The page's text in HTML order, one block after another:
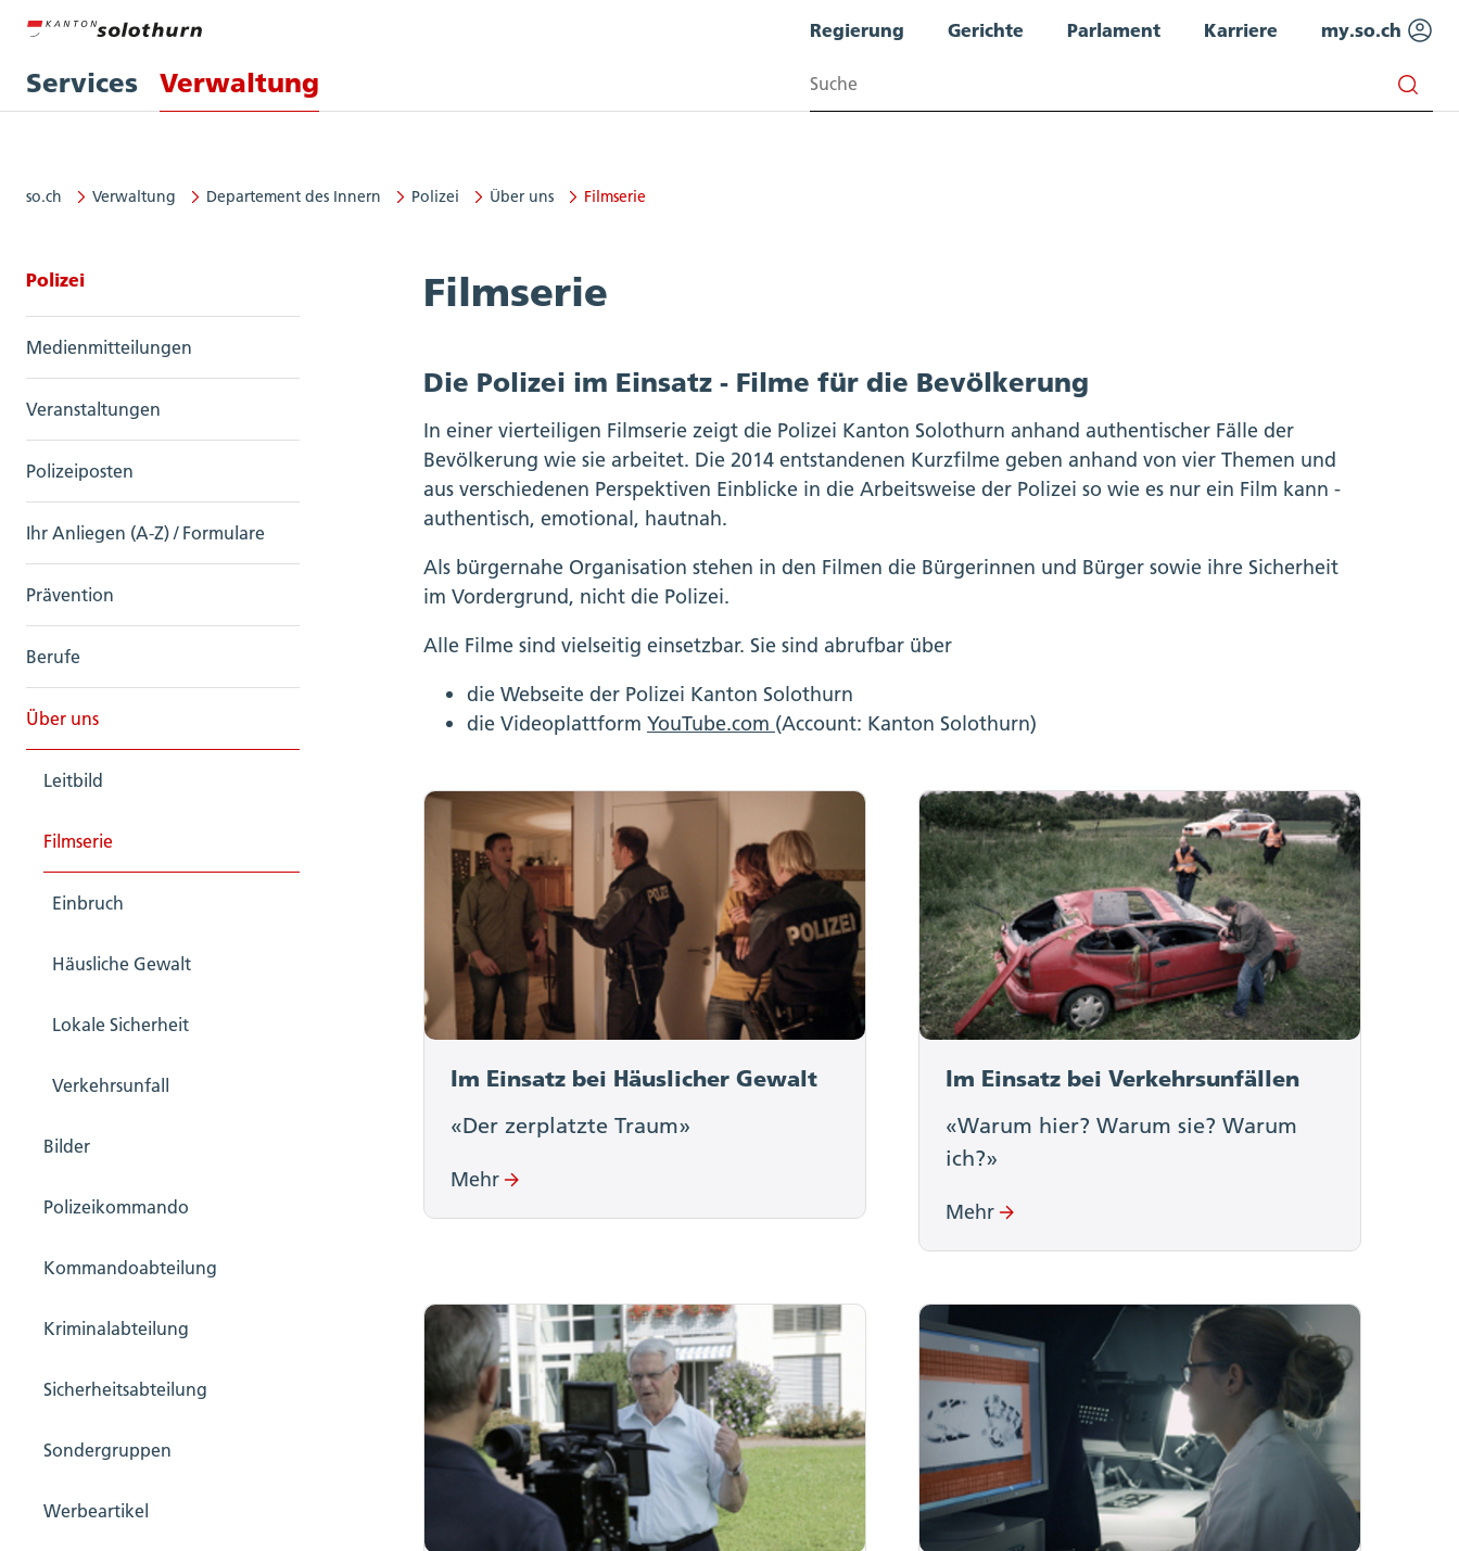
Services Verwaltung
Regierung Gerichte Parlament Karriere my.so.ch
Suchen
so.ch Verwaltung Departement des Innern Polizei Über uns Filmserie
Seitennavigation: Polizei
Polizei
Medienmitteilungen
Veranstaltungen
Polizeiposten
Ihr Anliegen (A-Z) / Formulare
Prävention
Berufe
Über uns
Leitbild
Filmserie
Einbruch
Häusliche Gewalt
Lokale Sicherheit
Verkehrsunfall
Bilder
Polizeikommando
Kommandoabteilung
Kriminalabteilung
Sicherheitsabteilung
Sondergruppen
Werbeartikel
Filmserie
Die Polizei im Einsatz - Filme für die Bevölkerung
In einer vierteiligen Filmserie zeigt die Polizei Kanton Solothurn anhand authentischer Fälle der
Bevölkerung wie sie arbeitet. Die 2014 entstandenen Kurzfilme geben anhand von vier Themen und
aus verschiedenen Perspektiven Einblicke in die Arbeitsweise der Polizei so wie es nur ein Film kann -
authentisch, emotional, hautnah.
Als bürgernahe Organisation stehen in den Filmen die Bürgerinnen und Bürger sowie ihre Sicherheit
im Vordergrund, nicht die Polizei.
Alle Filme sind vielseitig einsetzbar. Sie sind abrufbar über
die Webseite der Polizei Kanton Solothurn
die Videoplattform YouTube.com (Account: Kanton Solothurn)
Im Einsatz bei Häuslicher Gewalt
«Der zerplatzte Traum»
Mehr
Im Einsatz bei Verkehrsunfällen
«Warum hier? Warum sie? Warum
ich?»
Mehr